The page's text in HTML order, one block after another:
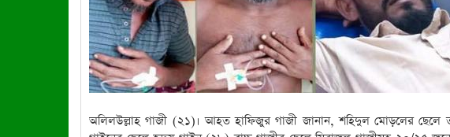
অলিলউল্লাহ গাজী (২১)। আহত হাফিজুর গাজী জানান, শহিদুল মোড়লের